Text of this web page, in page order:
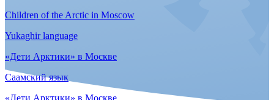
Topic 4. Family
Энецкий язык
Topic 4. Family
Even language
Topic 4. Family